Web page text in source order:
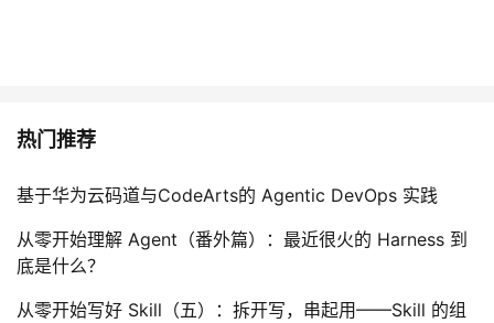
热门推荐
基于华为云码道与CodeArts的 Agentic DevOps 实践
从零开始理解 Agent（番外篇）：最近很火的 Harness 到
底是什么？
从零开始写好 Skill（五）：拆开写，串起用——Skill 的组